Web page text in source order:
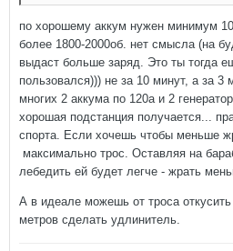
по хорошему аккум нужен минимум
более 1800-2000об. нет смысла (на
выдаст больше заряд. Это ты тогда
пользовался))) не за 10 минут, а за
многих 2 аккума по 120а и 2
хорошая подстанция получается...
спорта. Если хочешь чтобы меньше
максимально трос. Оставляя на
лебедить ей будет легче - жрать
А в идеале можешь от троса
метров сделать удлинитель.